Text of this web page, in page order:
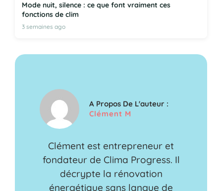
Mode nuit, silence : ce que font vraiment ces
fonctions de clim
3 semaines ago
A Propos De L'auteur :
Clément M
Clément est entrepreneur et
fondateur de Clima Progress. Il
décrypte la rénovation
énergétique sans langue de